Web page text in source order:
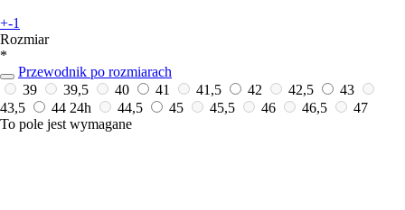
+-1
Rozmiar
*
Przewodnik po rozmiarach
39
39,5 40 41 41,5 42 42,5
43
43,5
44 24h 44,5 45 45,5 46 46,5
47
To pole jest wymagane